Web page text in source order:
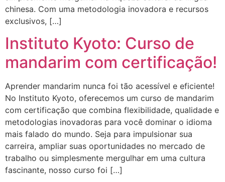
chinesa. Com uma metodologia inovadora e recursos
exclusivos, […]
Instituto Kyoto: Curso de
mandarim com certificação!
Aprender mandarim nunca foi tão acessível e eficiente!
No Instituto Kyoto, oferecemos um curso de mandarim
com certificação que combina flexibilidade, qualidade e
metodologias inovadoras para você dominar o idioma
mais falado do mundo. Seja para impulsionar sua
carreira, ampliar suas oportunidades no mercado de
trabalho ou simplesmente mergulhar em uma cultura
fascinante, nosso curso foi […]